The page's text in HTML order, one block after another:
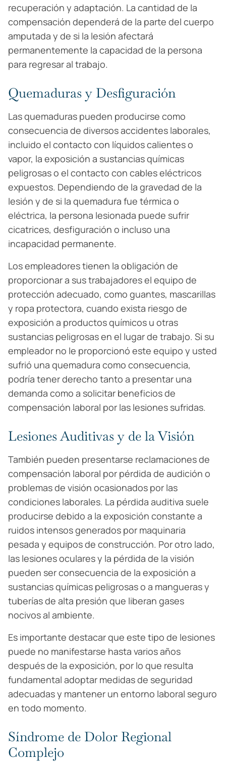
recuperación y adaptación. La cantidad de la
compensación dependerá de la parte del cuerpo
amputada y de si la lesión afectará
permanentemente la capacidad de la persona
para regresar al trabajo.
Quemaduras y Desfiguración
Las quemaduras pueden producirse como
consecuencia de diversos accidentes laborales,
incluido el contacto con líquidos calientes o
vapor, la exposición a sustancias químicas
peligrosas o el contacto con cables eléctricos
expuestos. Dependiendo de la gravedad de la
lesión y de si la quemadura fue térmica o
eléctrica, la persona lesionada puede sufrir
cicatrices, desfiguración o incluso una
incapacidad permanente.
Los empleadores tienen la obligación de
proporcionar a sus trabajadores el equipo de
protección adecuado, como guantes, mascarillas
y ropa protectora, cuando exista riesgo de
exposición a productos químicos u otras
sustancias peligrosas en el lugar de trabajo. Si su
empleador no le proporcionó este equipo y usted
sufrió una quemadura como consecuencia,
podría tener derecho tanto a presentar una
demanda como a solicitar beneficios de
compensación laboral por las lesiones sufridas.
Lesiones Auditivas y de la Visión
También pueden presentarse reclamaciones de
compensación laboral por pérdida de audición o
problemas de visión ocasionados por las
condiciones laborales. La pérdida auditiva suele
producirse debido a la exposición constante a
ruidos intensos generados por maquinaria
pesada y equipos de construcción. Por otro lado,
las lesiones oculares y la pérdida de la visión
pueden ser consecuencia de la exposición a
sustancias químicas peligrosas o a mangueras y
tuberías de alta presión que liberan gases
nocivos al ambiente.
Es importante destacar que este tipo de lesiones
puede no manifestarse hasta varios años
después de la exposición, por lo que resulta
fundamental adoptar medidas de seguridad
adecuadas y mantener un entorno laboral seguro
en todo momento.
Síndrome de Dolor Regional
Complejo